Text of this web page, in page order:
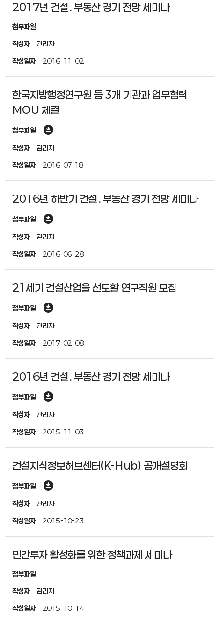
2017년 건설․부동산 경기 전망 세미나
첨부파일
작성자 관리자
작성일자 2016-11-02
한국지방행정연구원 등 3개 기관과 업무협력
MOU 체결
첨부파일 download_for_offline
작성자 관리자
작성일자 2016-07-18
2016년 하반기 건설․부동산 경기 전망 세미나
첨부파일 download_for_offline
작성자 관리자
작성일자 2016-06-28
21세기 건설산업을 선도할 연구직원 모집
첨부파일 download_for_offline
작성자 관리자
작성일자 2017-02-08
2016년 건설․부동산 경기 전망 세미나
첨부파일 download_for_offline
작성자 관리자
작성일자 2015-11-03
건설지식정보허브센터(K-Hub) 공개설명회
첨부파일 download_for_offline
작성자 관리자
작성일자 2015-10-23
민간투자 활성화를 위한 정책과제 세미나
첨부파일
작성자 관리자
작성일자 2015-10-14